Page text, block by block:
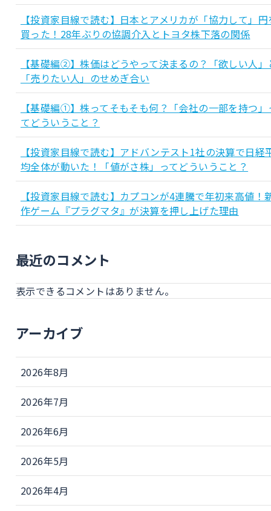
【投資家目線で読む】日本とアメリカが「協力して」円
買った！28年ぶりの協調介入とトヨタ株下落の関係
【基礎編②】株価はどうやって決まるの？「欲しい人」
「売りたい人」のせめぎ合い
【基礎編①】株ってそもそも何？「会社の一部を持つ」
てどういうこと？
【投資家目線で読む】アドバンテスト1社の決算で日経
均全体が動いた！「値がさ株」ってどういうこと？
【投資家目線で読む】カプコンが4連騰で年初来高値！
作ゲーム『プラグマタ』が決算を押し上げた理由
最近のコメント
表示できるコメントはありません。
アーカイブ
2026年8月
2026年7月
2026年6月
2026年5月
2026年4月